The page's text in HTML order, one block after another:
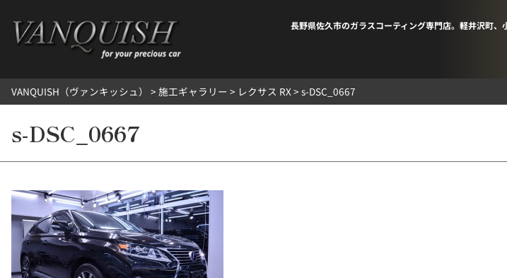
キ
長野県佐久市のガラスコーティング専門店。軽井沢町
VANQUISH（ヴァンキッシュ） > 施工ギャラリー > レクサス RX> s-DSC_0667
s-DSC_0667